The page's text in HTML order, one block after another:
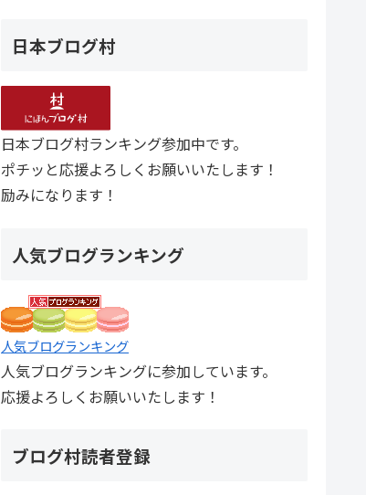
日本ブログ村
日本ブログ村ランキング参加中です。
ポチッと応援よろしくお願いいたします！
励みになります！
人気ブログランキング
人気ブログランキング
人気ブログランキングに参加しています。
応援よろしくお願いいたします！
ブログ村読者登録